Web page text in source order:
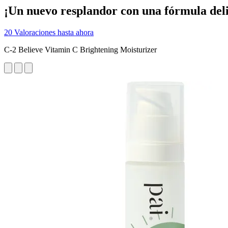
¡Un nuevo resplandor con una fórmula
20 Valoraciones hasta ahora
C-2 Believe Vitamin C Brightening Moisturizer